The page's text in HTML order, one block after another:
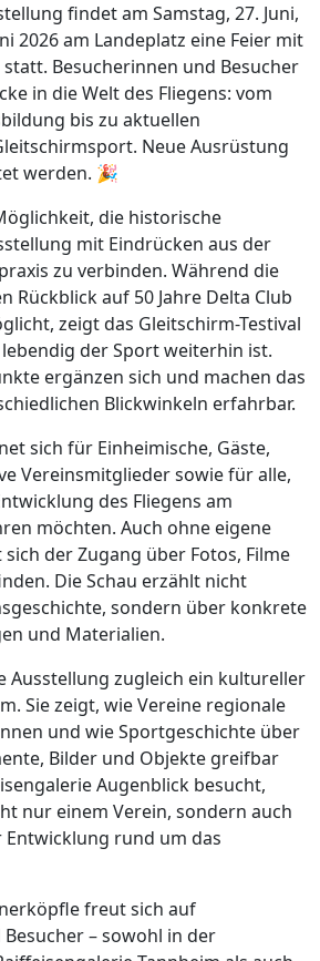
findet am Samstag, 27. Juni,
2026 am Landeplatz eine Feier mit
Besucherinnen und Besucher
in die Welt des Fliegens: vom
bis zu aktuellen
Neue Ausrüstung
werden. 🎉
die historische
mit Eindrücken aus der
zu verbinden. Während die
Rückblick auf 50 Jahre Delta Club
zeigt das Gleitschirm-Testival
der Sport weiterhin ist.
ergänzen sich und machen das
Blickwinkeln erfahrbar.
sich für Einheimische, Gäste,
Vereinsmitglieder sowie für alle,
des Fliegens am
möchten. Auch ohne eigene
der Zugang über Fotos, Filme
Die Schau erzählt nicht
sondern über konkrete
und Materialien.
Ausstellung zugleich ein kultureller
Sie zeigt, wie Vereine regionale
und wie Sportgeschichte über
Bilder und Objekte greifbar
Augenblick besucht,
nur einem Verein, sondern auch
Entwicklung rund um das
freut sich auf
– sowohl in der